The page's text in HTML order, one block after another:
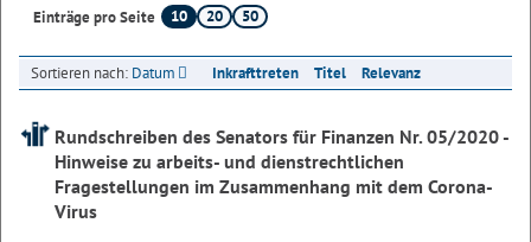
Einträge pro Seite
10 20 50
Sortieren nach: Datum Inkrafttreten Titel Relevanz
Rundschreiben des Senators für Finanzen Nr. 05/2020 -
Hinweise zu arbeits- und dienstrechtlichen
Fragestellungen im Zusammenhang mit dem Corona-
Virus